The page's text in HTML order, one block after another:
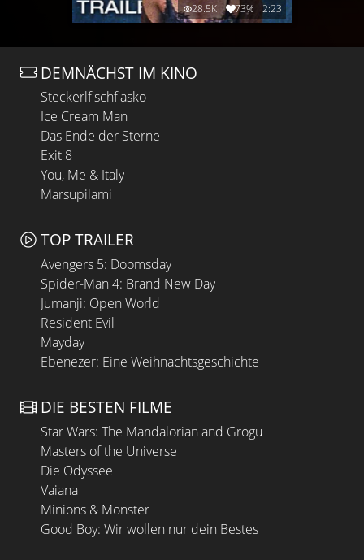
28.5K 73% 2:23
DEMNÄCHST IM KINO
Steckerlfischfiasko
Ice Cream Man
Das Ende der Sterne
Exit 8
You, Me & Italy
Marsupilami
TOP TRAILER
Avengers 5: Doomsday
Spider-Man 4: Brand New Day
Jumanji: Open World
Resident Evil
Mayday
Ebenezer: Eine Weihnachtsgeschichte
DIE BESTEN FILME
Star Wars: The Mandalorian and Grogu
Masters of the Universe
Die Odyssee
Vaiana
Minions & Monster
Good Boy: Wir wollen nur dein Bestes